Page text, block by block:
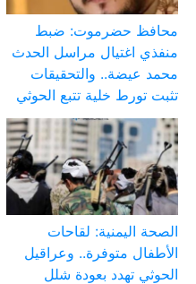
محافظ حضرموت: ضبط
منفذي اغتيال مراسل الحدث
محمد عيضة.. والتحقيقات
تثبت تورط خلية تتبع الحوثي
الصحة اليمنية: لقاحات
الأطفال متوفرة.. وعراقيل
الحوثي تهدد بعودة شلل